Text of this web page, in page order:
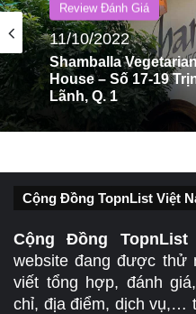
Review Đánh Giá
11/10/2022
Shamballa
House – Số 17-19
Lãnh, Q. 1
Cộng Đồng TopnList Việt
Cộng Đồng TopnList
website đang được thử
viết tổng hợp, đánh
chỉ, địa điểm, dịch vụ,…